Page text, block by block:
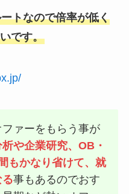
トなので倍率が低く
です。
ァーをもらう事が
や企業研究、OB・
もかなり省けて、就
る事もあるのでおす